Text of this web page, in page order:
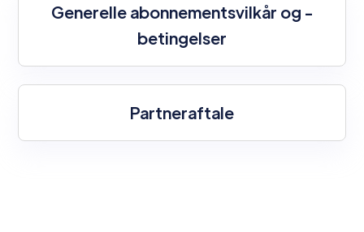
Generelle abonnementsvilkår og -
betingelser
Partneraftale